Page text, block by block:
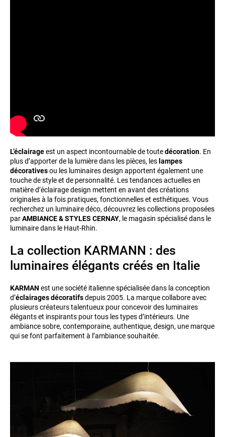
L’éclairageest un aspect incontournable de toutedécoration. En
plus d’apporter de la lumière dans les pièces, les lampes
décorativesou les luminaires design apportent également une
touche de style et de personnalité. Les tendances actuelles en
matière d’éclairage design mettent en avant des créations
originales à la fois pratiques, fonctionnelles et esthétiques. Vous
recherchez un luminaire déco, découvrez les collections proposées
parAMBIANCE & STYLES CERNAY, le magasin spécialisé dans le
luminaire dans le Haut-Rhin.
La collection KARMANN : des
luminaires élégants créés en Italie
KARMAN est une société italienne spécialisée dans la conception
d’éclairages décoratifsdepuis 2005. La marque collabore avec
plusieurs créateurs talentueux pour concevoir des luminaires
élégants et inspirants pour tous les types d’intérieurs. Une
ambiance sobre, contemporaine, authentique, design, une marque
qui se font parfaitement à l’ambiance souhaitée.